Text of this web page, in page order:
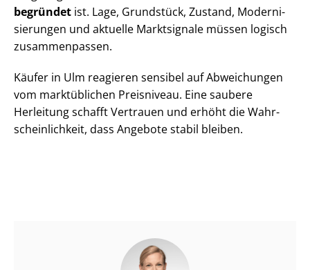
begründet ist. Lage, Grundstück, Zustand, Mo­der­ni­
sie­run­gen und aktuelle Marktsignale müssen logisch
zusammenpassen.
Käufer in Ulm reagieren sensibel auf Abweichungen
vom marktüblichen Preisniveau. Eine saubere
Herleitung schafft Vertrauen und erhöht die Wahr­
schein­lich­keit, dass Angebote stabil bleiben.